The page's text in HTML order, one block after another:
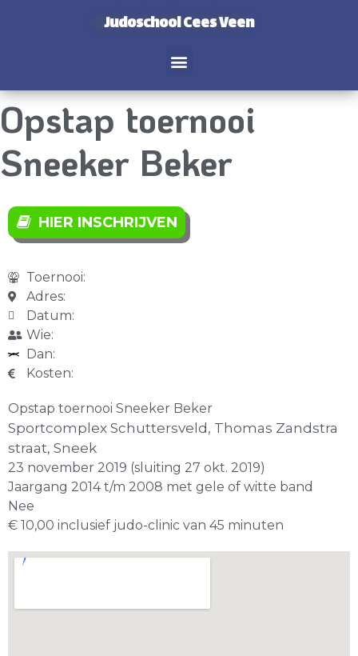
Judoschool Cees Veen
Opstap toernooi
Sneeker Beker
HIER INSCHRIJVEN
Toernooi:
Adres:
Datum:
Wie:
Dan:
Kosten:
Opstap toernooi Sneeker Beker
Sportcomplex Schuttersveld, Thomas Zandstra
straat, Sneek
23 november 2019 (sluiting 27 okt. 2019)
Jaargang 2014 t/m 2008 met gele of witte band
Nee
€ 10,00 inclusief judo-clinic van 45 minuten